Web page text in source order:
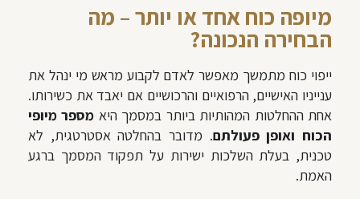
מיופה כוח אחד או יותר – מה
הבחירה הנכונה?
ייפוי כוח מתמשך מאפשר לאדם לקבוע מראש מי ינהל את
ענייניו האישיים, הרפואיים והרכושיים אם יאבד את כשירותו.
אחת ההחלטות המהותיות ביותר במסמך היא מספר מיופי
הכוח ואופן פעולתם. מדובר בהחלטה אסטרטגית, לא
טכנית, בעלת השלכות ישירות על תפקוד המסמך ברגע
האמת.